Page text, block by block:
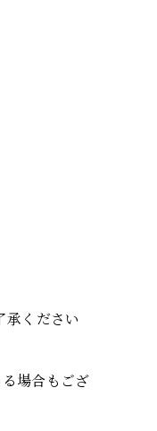
承ください
場合もござ